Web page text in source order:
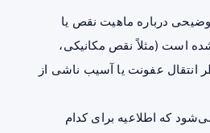
درباره ماهیت نقص یا
است (مثلاً نقص مکانیکی،
انتقال عفونت یا آسیب ناشی از
که اطلاعیه برای کدام